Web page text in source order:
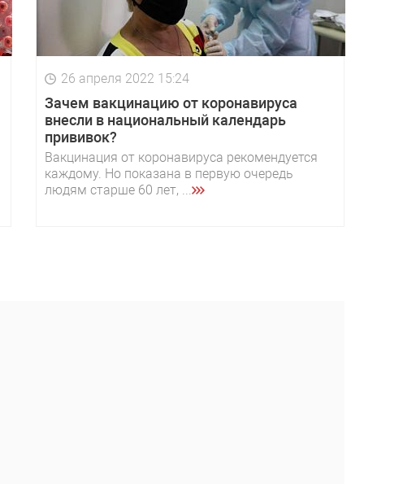
26 апреля 2022 15:24
Зачем вакцинацию от коронавируса
внесли в национальный календарь
прививок?
Вакцинация от коронавируса рекомендуется
каждому. Но показана в первую очередь
людям старше 60 лет, ...